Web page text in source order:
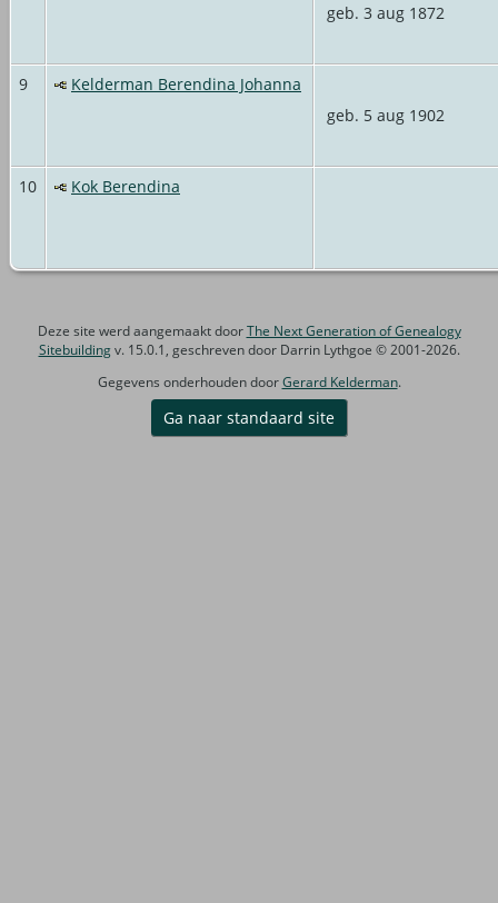
geb. 3 aug 1872
9
Kelderman Berendina Johanna
geb. 5 aug 1902
10 Kok Berendina
Deze site werd aangemaakt doorThe Next Generation of Genealogy
Sitebuildingv. 15.0.1, geschreven door Darrin Lythgoe © 2001-2026.
Gegevens onderhouden doorGerard Kelderman.
Ga naar standaard site